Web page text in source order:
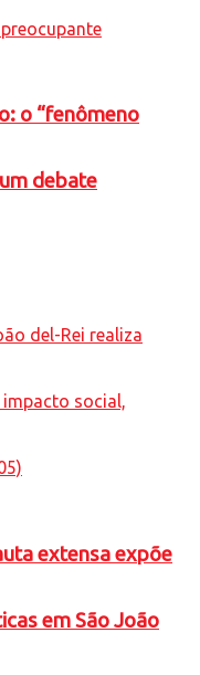
o “fenômeno
debate
extensa expõe
em São João